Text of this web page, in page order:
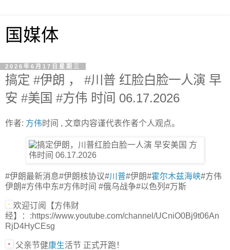
国媒体
2026年6月17日星期三
搞定 #伊朗 ， #川普 红脸白脸一人演 早
安 #美国 #方伟 时间 06.17.2026
作者: 方伟时间 , 文章内容谨代表作者个人观点。
#伊朗最新消息#伊朗核协议#川普#伊朗#霍尔木兹海峡#方伟
伊朗#方伟中东#方伟时间 #俄乌战争#以色列#万斯
欢迎订阅【方伟财
经】：:https://www.youtube.com/channel/UCniO0Bj9t06An
RjD4HyCEsg
父亲节健康生活节 正式开跑！